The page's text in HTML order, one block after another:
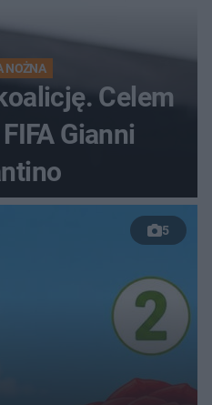
NOŻNA
Celem
Gianni
5